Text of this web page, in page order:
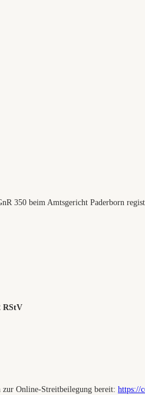
350 beim Amtsgericht Paderborn
RStV
Online-Streitbeilegung bereit: https://